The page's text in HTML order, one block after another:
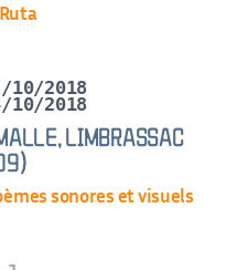
10/2018
LIMBRASSAC
10/2018
sonores et visuels